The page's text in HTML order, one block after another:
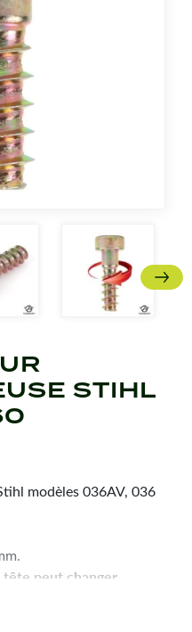
STIHL
modèles 036AV, 036
peut changer.